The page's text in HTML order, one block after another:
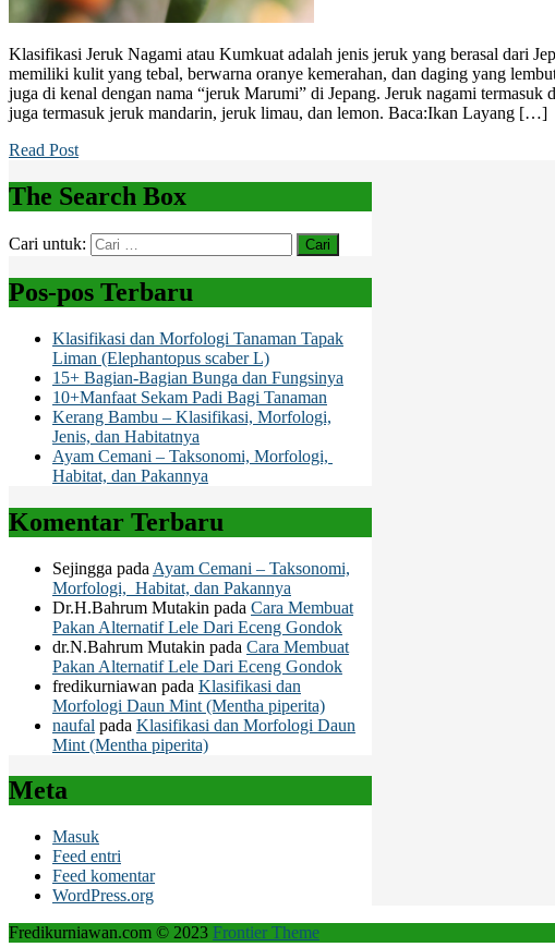
Klasifikasi Jeruk Nagami atau Kumkuat adalah jenis jeruk yang berasal dari
memiliki kulit yang tebal, berwarna oranye kemerahan, dan daging yang
juga di kenal dengan nama “jeruk Marumi” di Jepang. Jeruk nagami termasuk
juga termasuk jeruk mandarin, jeruk limau, dan lemon. Baca:Ikan Layang […]
Read Post
The Search Box
Cari untuk:
Pos-pos Terbaru
Klasifikasi dan Morfologi Tanaman Tapak
Liman (Elephantopus scaber L)
15+ Bagian-Bagian Bunga dan Fungsinya
10+Manfaat Sekam Padi Bagi Tanaman
Kerang Bambu – Klasifikasi, Morfologi,
Jenis, dan Habitatnya
Ayam Cemani – Taksonomi, Morfologi,
Habitat, dan Pakannya
Komentar Terbaru
Sejingga pada Ayam Cemani – Taksonomi,
Morfologi, Habitat, dan Pakannya
Dr.H.Bahrum Mutakin pada Cara Membuat
Pakan Alternatif Lele Dari Eceng Gondok
dr.N.Bahrum Mutakin pada Cara Membuat
Pakan Alternatif Lele Dari Eceng Gondok
fredikurniawan pada Klasifikasi dan
Morfologi Daun Mint (Mentha piperita)
naufal pada Klasifikasi dan Morfologi Daun
Mint (Mentha piperita)
Meta
Masuk
Feed entri
Feed komentar
WordPress.org
Fredikurniawan.com © 2023 Frontier Theme